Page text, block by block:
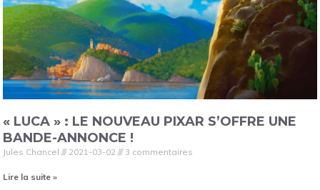
« LUCA » : LE NOUVEAU PIXAR S’OFFRE UNE
BANDE-ANNONCE !
Jules Chancel 2021-03-02 3 commentaires
Lire la suite »